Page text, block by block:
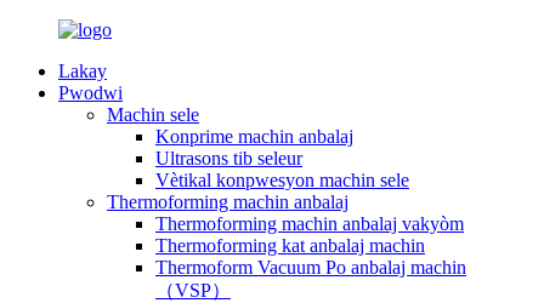
Lakay
Pwodwi
Machin sele
Konprime machin anbalaj
Ultrasons tib seleur
Vètikal konpwesyon machin sele
Thermoforming machin anbalaj
Thermoforming machin anbalaj vakyòm
Thermoforming kat anbalaj machin
Thermoform Vacuum Po anbalaj machin
（VSP）